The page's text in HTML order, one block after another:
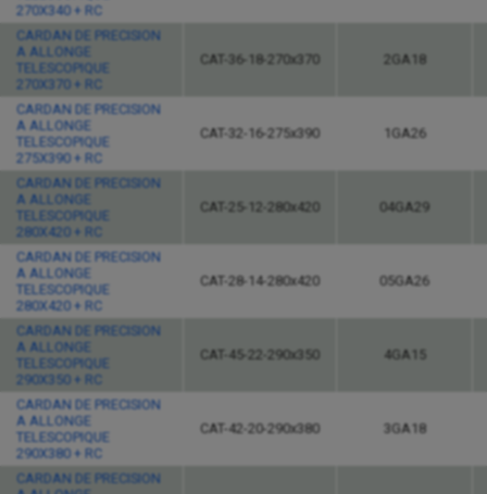
270X340 + RC
CARDAN DE PRECISION
A ALLONGE
TELESCOPIQUE
270X370 + RC
CAT-36-18-270x370 2GA18
CARDAN DE PRECISION
A ALLONGE
TELESCOPIQUE
275X390 + RC
CAT-32-16-275x390 1GA26
CARDAN DE PRECISION
A ALLONGE
TELESCOPIQUE
280X420 + RC
CAT-25-12-280x420 04GA29
CARDAN DE PRECISION
A ALLONGE
TELESCOPIQUE
280X420 + RC
CAT-28-14-280x420 05GA26
CARDAN DE PRECISION
A ALLONGE
TELESCOPIQUE
290X350 + RC
CAT-45-22-290x350 4GA15
CARDAN DE PRECISION
A ALLONGE
TELESCOPIQUE
290X380 + RC
CAT-42-20-290x380 3GA18
CARDAN DE PRECISION